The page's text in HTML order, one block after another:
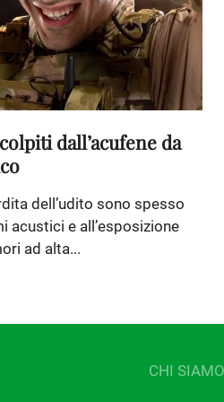
dall’acufene da
dell’udito sono spesso
acustici e all’esposizione
ad alta...
CHI SIAMO